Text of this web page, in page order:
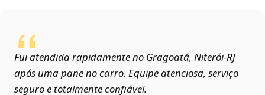
Fui atendida rapidamente no Gragoatá, Niterói‑RJ
após uma pane no carro. Equipe atenciosa, serviço
seguro e totalmente confiável.